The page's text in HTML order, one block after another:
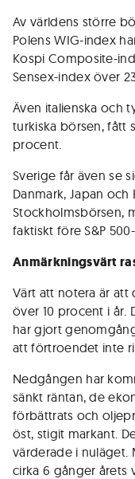
Av världens större
Polens WIG-index
Kospi Composite-
Sensex-index över
Även italienska och
turkiska börsen, fått
procent.
Sverige får även se
Danmark, Japan och
Stockholmsbörsen,
faktiskt före S&P
Anmärkningsvärt
Värt att notera är att
över 10 procent i år.
har gjort
att förtroendet inte
Nedgången har
sänkt räntan, de
förbättrats och
öst, stigit markant.
värderade i nuläget.
cirka 6 gånger årets